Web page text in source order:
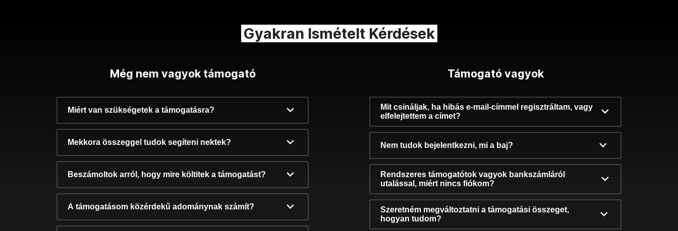
Gyakran Ismételt Kérdések
Még nem vagyok támogató
Miért van szükségetek a támogatásra?
Mekkora összeggel tudok segíteni nektek?
Beszámoltok arról, hogy mire költitek a támogatást?
A támogatásom közérdekű adománynak számít?
Támogató vagyok
Mit csináljak, ha hibás e-mail-címmel regisztráltam, vagy
elfelejtettem a címet?
Nem tudok bejelentkezni, mi a baj?
Rendszeres támogatótok vagyok bankszámláról
utalással, miért nincs fiókom?
Szeretném megváltoztatni a támogatási összeget,
hogyan tudom?